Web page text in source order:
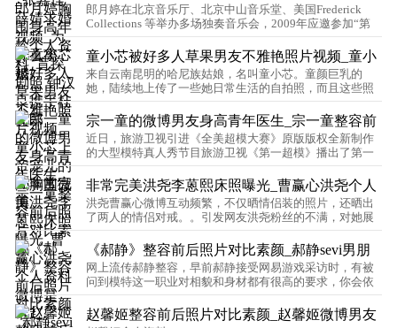
钟汉良携手杜女郎
郎月婷在北京音乐厅、北京中山音乐堂、美国Frederick
Collections 等举办多场独奏音乐会，2009年应邀参加“第
24届哈尔滨世界大学生冬季运动会”开幕式演出，参加
2009年中央电视台元旦晚会。她还多次与著名小提琴家吕
思清合作。…
童小芯被好多人草果男友不雅艳照片视频_童小
芯上帝宠儿的im胸围微博
来自云南昆明的哈尼族姑娘，名叫童小芯。童颜巨乳的
她，陆续地上传了一些她日常生活的自拍照，而且这些照
片，根据最新鉴定的结果…
宗一童的微博男友身高青年医生_宗一童整容前
后照片对比素颜
近日，旅游卫视引进《全美超模大赛》原版版权全新制作
的大型模特真人秀节目旅游卫视《第一超模》播出了第一
期。第一期节目中强大的话题性给观众们留下了深刻的印
象…
非常完美洪尧李蒽熙床照曝光_曹赢心洪尧个人
资料微博是谁?
洪尧曹赢心微博互动频繁，不仅晒情侣装的照片，还晒出
了两人的情侣对戒。。引发网友洪尧粉丝的不满，对她展
开了攻击，虽然被骂，但曹赢心并没有做出什么回应。此
次，洪尧李蒽熙Danae亲密照曝光，引发网友热议。…
《郝静》整容前后照片对比素颜_郝静sevi男朋
友不雅艳照片全集
网上流传郝静整容，早前郝静接受网易游戏采访时，有被
问到模特这一职业对相貌和身材都有很高的要求，你会依
靠整容来让自己更上镜吗？郝静表示不依靠，自信的女生
才最美。…
赵馨姬整容前后照片对比素颜_赵馨姬微博男友